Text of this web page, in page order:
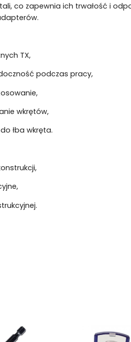
co zapewnia ich trwałość i
TX,
podczas pracy,
wkrętów,
łba wkręta.